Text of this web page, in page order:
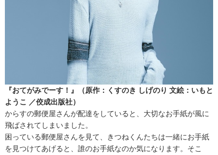
『おてがみでーす！』（原作：くすのき しげのり 文絵：いもと
ようこ ／佼成出版社）
からすの郵便屋さんが配達をしていると、大切なお手紙が風に
飛ばされてしまいました。
困っている郵便屋さんを見て、きつねくんたちは一緒にお手紙
を見つけてあげると、誰のお手紙なのか気になります。そこ